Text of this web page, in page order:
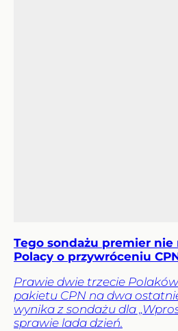
Tego sondażu premier nie
Polacy o przywróceniu
Prawie dwie trzecie
pakietu CPN na dwa
wynika z sondażu dla
sprawie lada dzień.